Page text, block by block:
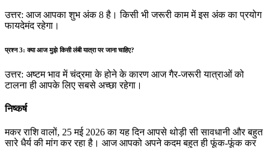
उत्तर: आज आपका शुभ अंक 8 है। किसी भी जरूरी काम में इस अंक का प्रयोग
फायदेमंद रहेगा।
प्रश्न 3: क्या आज मुझे किसी लंबी यात्रा पर जाना चाहिए?
उत्तर: अष्टम भाव में चंद्रमा के होने के कारण आज गैर-जरूरी यात्राओं को
टालना ही आपके लिए सबसे अच्छा रहेगा।
निष्कर्ष
मकर राशि वालों, 25 मई 2026 का यह दिन आपसे थोड़ी सी सावधानी और बहुत
सारे धैर्य की मांग कर रहा है। आज आपको अपने कदम बहुत ही फूंक-फूंक कर